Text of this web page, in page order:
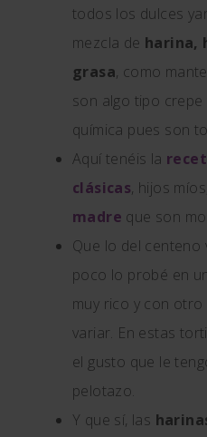
todos los dulces
mezcla de harina,
grasa, como
son algo tipo crepe
química pues son
Aquí tenéis la
clásicas, hijos
madre que son
Que lo del centeno
poco lo probé en
muy rico y con
variar. En estas
el gusto que le
pelotazo.
Y que sí, las